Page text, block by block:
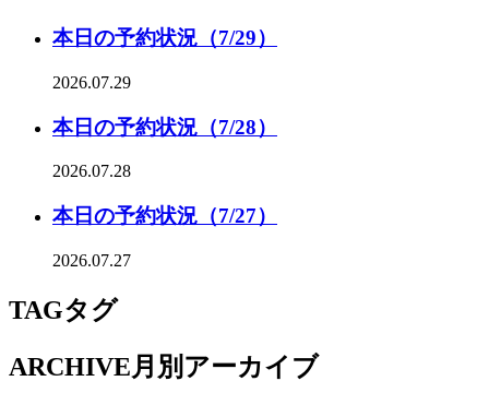
本日の予約状況（7/29）
2026.07.29
本日の予約状況（7/28）
2026.07.28
本日の予約状況（7/27）
2026.07.27
TAGタグ
ARCHIVE月別アーカイブ